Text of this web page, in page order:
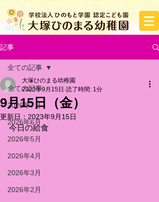
記事
全ての記事
2026年7月
2026年6月
2026年5月
2026年4月
2026年3月
2026年2月
全ての記事
9月15日（金）
大塚ひのまる幼稚園
2023年9月15日 読了時間: 1分
更新日： 2023年9月15日
今日の給食